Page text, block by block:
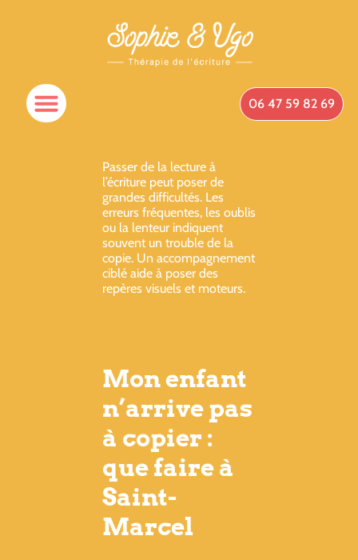
06 47 59 82 69
Passer de la lecture à
l’écriture peut poser de
grandes difficultés. Les
erreurs fréquentes, les oublis
ou la lenteur indiquent
souvent un trouble de la
copie. Un accompagnement
ciblé aide à poser des
repères visuels et moteurs.
Mon enfant
n’arrive pas
à copier :
que faire à
Saint-
Marcel